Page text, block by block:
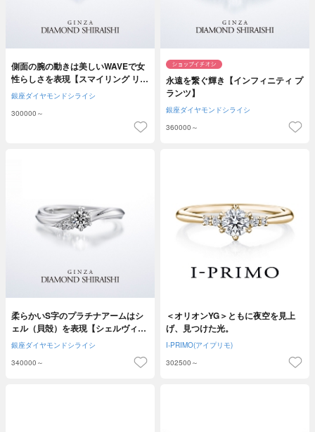
側面の腕の動きは美しいWAVEで女
性らしさを表現【スマイリング リト
ルリリー】
銀座ダイヤモンドシライシ
300000～
永遠を繋ぐ輝き【インフィニティ プ
ランツ】
銀座ダイヤモンドシライシ
360000～
柔らかいS字のプラチナアームはシ
ェル（貝殻）を表現【シェルヴィー
ナス】
銀座ダイヤモンドシライシ
340000～
＜オリオンYG＞ともに夜空を見上
げ、見つけた光。
I-PRIMO(アイプリモ)
302500～